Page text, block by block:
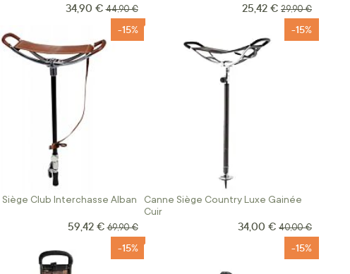
Prix Spécial
34,90 € Prix normal
44,90 € Prix Spécial
25,42 € Prix normal
29,90 €
Siège Club Interchasse Alban
-15%
Prix Spécial
59,42 € Prix normal
69,90 €
Canne Siège Country Luxe Gainée
Cuir
-15%
Prix Spécial
34,00 € Prix normal
40,00 €
-15% -15%